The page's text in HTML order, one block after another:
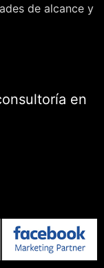
de alcance y
en